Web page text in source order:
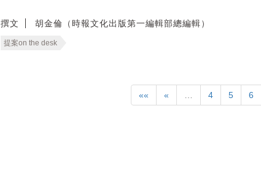
撰文 胡金倫（時報文化出版第一編輯部總編輯）
提案on the desk
«« « … 4 5 6